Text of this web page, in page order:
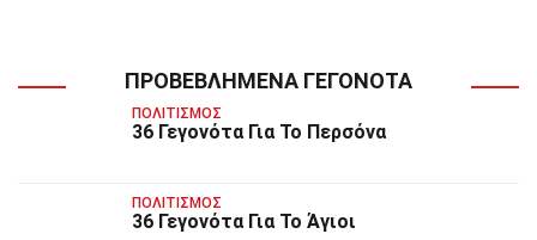
ΠΡΟΒΕΒΛΗΜΈΝΑ ΓΕΓΟΝΌΤΑ
ΠΟΛΙΤΙΣΜΌΣ
36 Γεγονότα Για Το Περσόνα
ΠΟΛΙΤΙΣΜΌΣ
36 Γεγονότα Για Το Άγιοι